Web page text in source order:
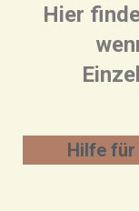
Hier
Hilfe für